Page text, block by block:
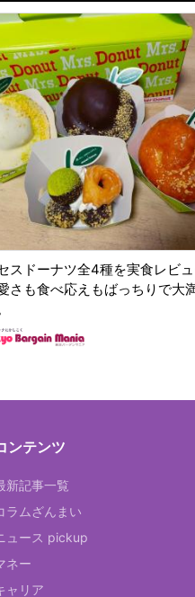
スドーナツ全4種を実食レビ
さも食べ応えもばっちりで大
ンテンツ
新記事一覧
ラムざんまい
ュース pickup
ネー
ャリア